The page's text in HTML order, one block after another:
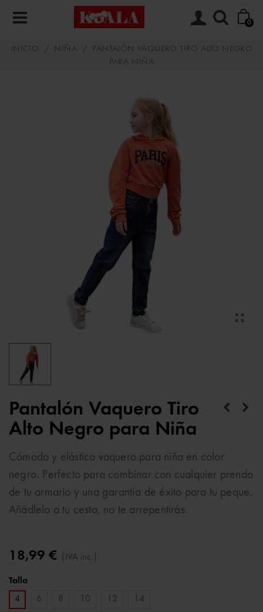
0
INICIO / NIÑA /
PANTALÓN VAQUERO TIRO ALTO NEGRO
PARA NIÑA
Pantalón Vaquero Tiro
Alto Negro para Niña
Cómodo y elástico vaquero para niña en color
negro. Perfecto para combinar con cualquier prenda
de tu armario y una garantía de éxito para tu peque.
Añádlelo a tu cesta, no te arrepentirás.
18,99 € (IVA inc.)
Talla
4
6 8 10 12 14